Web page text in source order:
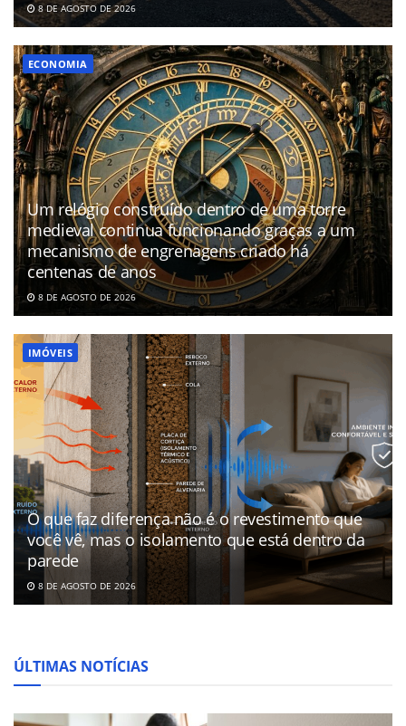
8 DE AGOSTO DE 2026
ECONOMIA
Um relógio construído dentro de uma torre
medieval continua funcionando graças a um
mecanismo de engrenagens criado há
centenas de anos
8 DE AGOSTO DE 2026
IMÓVEIS
O que faz diferença não é o revestimento que
você vê, mas o isolamento que está dentro da
parede
8 DE AGOSTO DE 2026
ÚLTIMAS NOTÍCIAS